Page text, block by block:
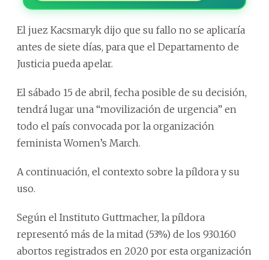
El juez Kacsmaryk dijo que su fallo no se aplicaría
antes de siete días, para que el Departamento de
Justicia pueda apelar.
El sábado 15 de abril, fecha posible de su decisión,
tendrá lugar una “movilización de urgencia” en
todo el país convocada por la organización
feminista Women’s March.
A continuación, el contexto sobre la píldora y su
uso.
Según el Instituto Guttmacher, la píldora
representó más de la mitad (53%) de los 930.160
abortos registrados en 2020 por esta organización